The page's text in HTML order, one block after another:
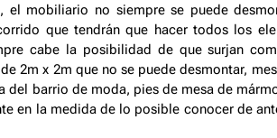
el mobiliario no siempre se puede
que tendrán que hacer todos los
cabe la posibilidad de que surjan
2m x 2m que no se puede desmontar,
del barrio de moda, pies de mesa de
en la medida de lo posible conocer de